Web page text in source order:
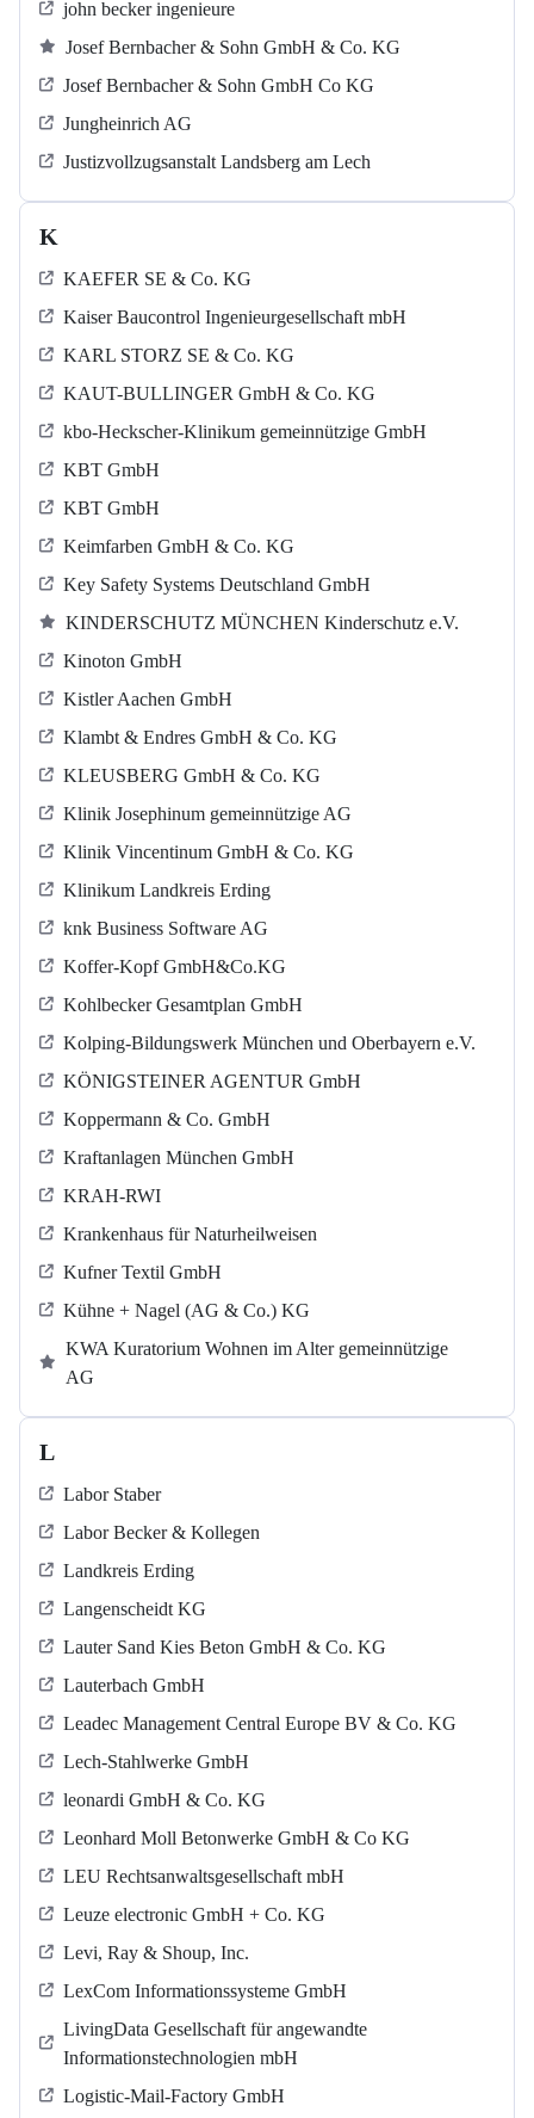
john becker ingenieure
Josef Bernbacher & Sohn GmbH & Co. KG
Josef Bernbacher & Sohn GmbH Co KG
Jungheinrich AG
Justizvollzugsanstalt Landsberg am Lech
K
KAEFER SE & Co. KG
Kaiser Baucontrol Ingenieurgesellschaft mbH
KARL STORZ SE & Co. KG
KAUT-BULLINGER GmbH & Co. KG
kbo-Heckscher-Klinikum gemeinnützige GmbH
KBT GmbH
KBT GmbH
Keimfarben GmbH & Co. KG
Key Safety Systems Deutschland GmbH
KINDERSCHUTZ MÜNCHEN Kinderschutz e.V.
Kinoton GmbH
Kistler Aachen GmbH
Klambt & Endres GmbH & Co. KG
KLEUSBERG GmbH & Co. KG
Klinik Josephinum gemeinnützige AG
Klinik Vincentinum GmbH & Co. KG
Klinikum Landkreis Erding
knk Business Software AG
Koffer-Kopf GmbH&Co.KG
Kohlbecker Gesamtplan GmbH
Kolping-Bildungswerk München und Oberbayern e.V.
KÖNIGSTEINER AGENTUR GmbH
Koppermann & Co. GmbH
Kraftanlagen München GmbH
KRAH-RWI
Krankenhaus für Naturheilweisen
Kufner Textil GmbH
Kühne + Nagel (AG & Co.) KG
KWA Kuratorium Wohnen im Alter gemeinnützige
AG
L
Labor Staber
Labor Becker & Kollegen
Landkreis Erding
Langenscheidt KG
Lauter Sand Kies Beton GmbH & Co. KG
Lauterbach GmbH
Leadec Management Central Europe BV & Co. KG
Lech-Stahlwerke GmbH
leonardi GmbH & Co. KG
Leonhard Moll Betonwerke GmbH & Co KG
LEU Rechtsanwaltsgesellschaft mbH
Leuze electronic GmbH + Co. KG
Levi, Ray & Shoup, Inc.
LexCom Informationssysteme GmbH
LivingData Gesellschaft für angewandte
Informationstechnologien mbH
Logistic-Mail-Factory GmbH